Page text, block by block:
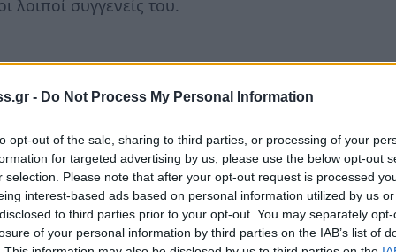
- Do Not Process My Personal Information
opt-out of the sale, sharing to third parties, or processing of your
for targeted advertising by us, please use the below opt-out
selection. Please note that after your opt-out request is processed
interest-based ads based on personal information utilized by us
to third parties prior to your opt-out. You may separately
of your personal information by third parties on the IAB’s list of
λοιποί συγγενείς του.
Κοίμησης της Θεοτόκου στη Μαγούλα
Σπυρόπουλου. Στο μνημόσυνο καλούν
παιδιά του Σπυριδούλα και Φώτης, τα
αδέρφια του, τα ανίψια του και οι λοιποί